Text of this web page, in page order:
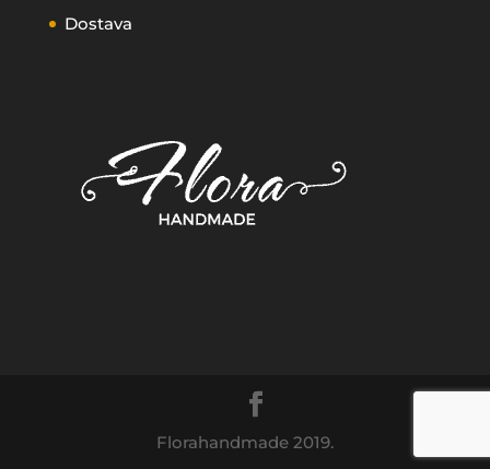
Dostava
Florahandmade 2019.